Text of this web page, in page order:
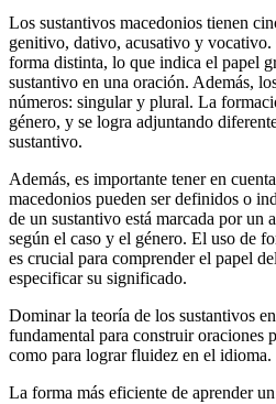
Los sustantivos macedonios tienen
genitivo, dativo, acusativo y vocativo.
forma distinta, lo que indica el papel
sustantivo en una oración. Además,
números: singular y plural. La
género, y se logra adjuntando
sustantivo.
Además, es importante tener en
macedonios pueden ser definidos o
de un sustantivo está marcada por un
según el caso y el género. El uso de
es crucial para comprender el papel
especificar su significado.
Dominar la teoría de los sustantivos
fundamental para construir oraciones
como para lograr fluidez en el idioma.
La forma más eficiente de aprender